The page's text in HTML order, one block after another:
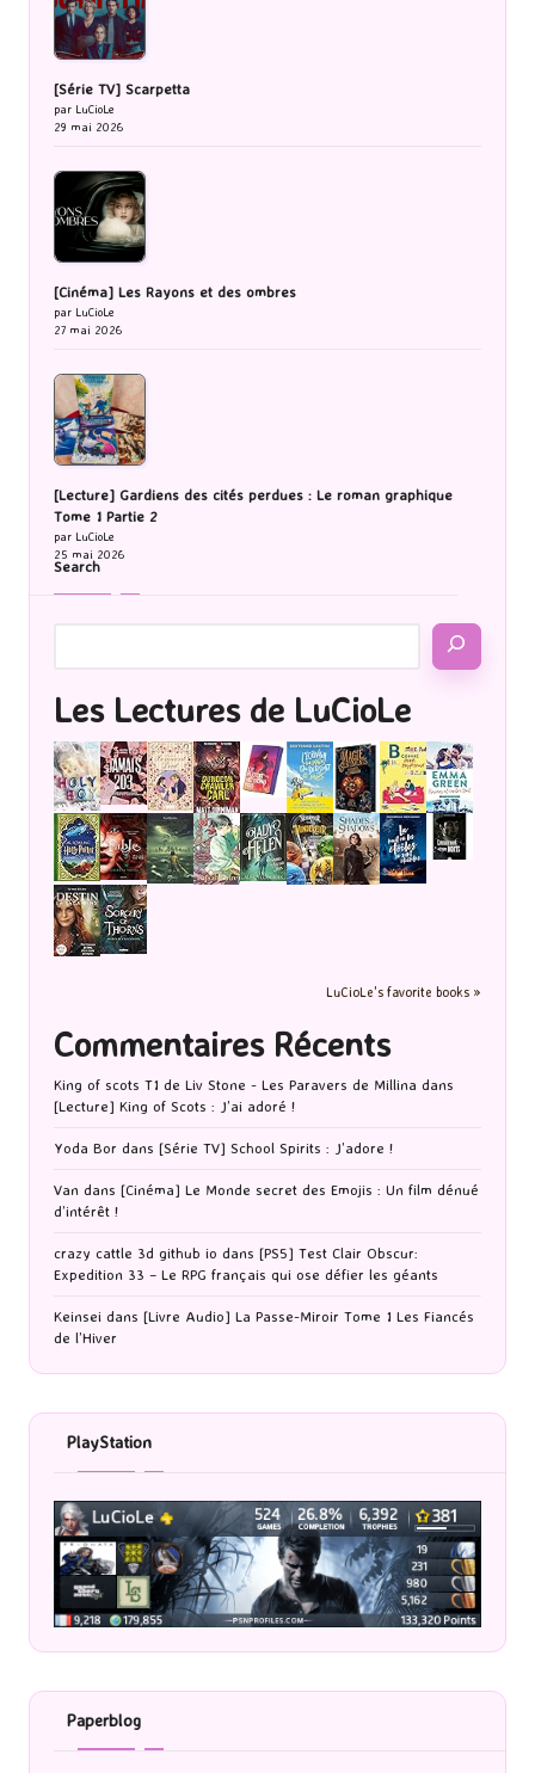
[Série TV] Scarpetta
par LuCioLe
29 mai 2026
[Cinéma] Les Rayons et des ombres
par LuCioLe
27 mai 2026
[Lecture] Gardiens des cités perdues : Le roman graphique
Tome 1 Partie 2
par LuCioLe
25 mai 2026
Search
Les Lectures de LuCioLe
LuCioLe's favorite books »
Commentaires Récents
King of scots T1 de Liv Stone - Les Paravers de Millina dans
[Lecture] King of Scots : J’ai adoré !
Yoda Bor dans [Série TV] School Spirits : J’adore !
Van dans [Cinéma] Le Monde secret des Emojis : Un film dénué
d’intérêt !
crazy cattle 3d github io dans [PS5] Test Clair Obscur:
Expedition 33 – Le RPG français qui ose défier les géants
Keinsei dans [Livre Audio] La Passe-Miroir Tome 1 Les Fiancés
de l’Hiver
PlayStation
Paperblog